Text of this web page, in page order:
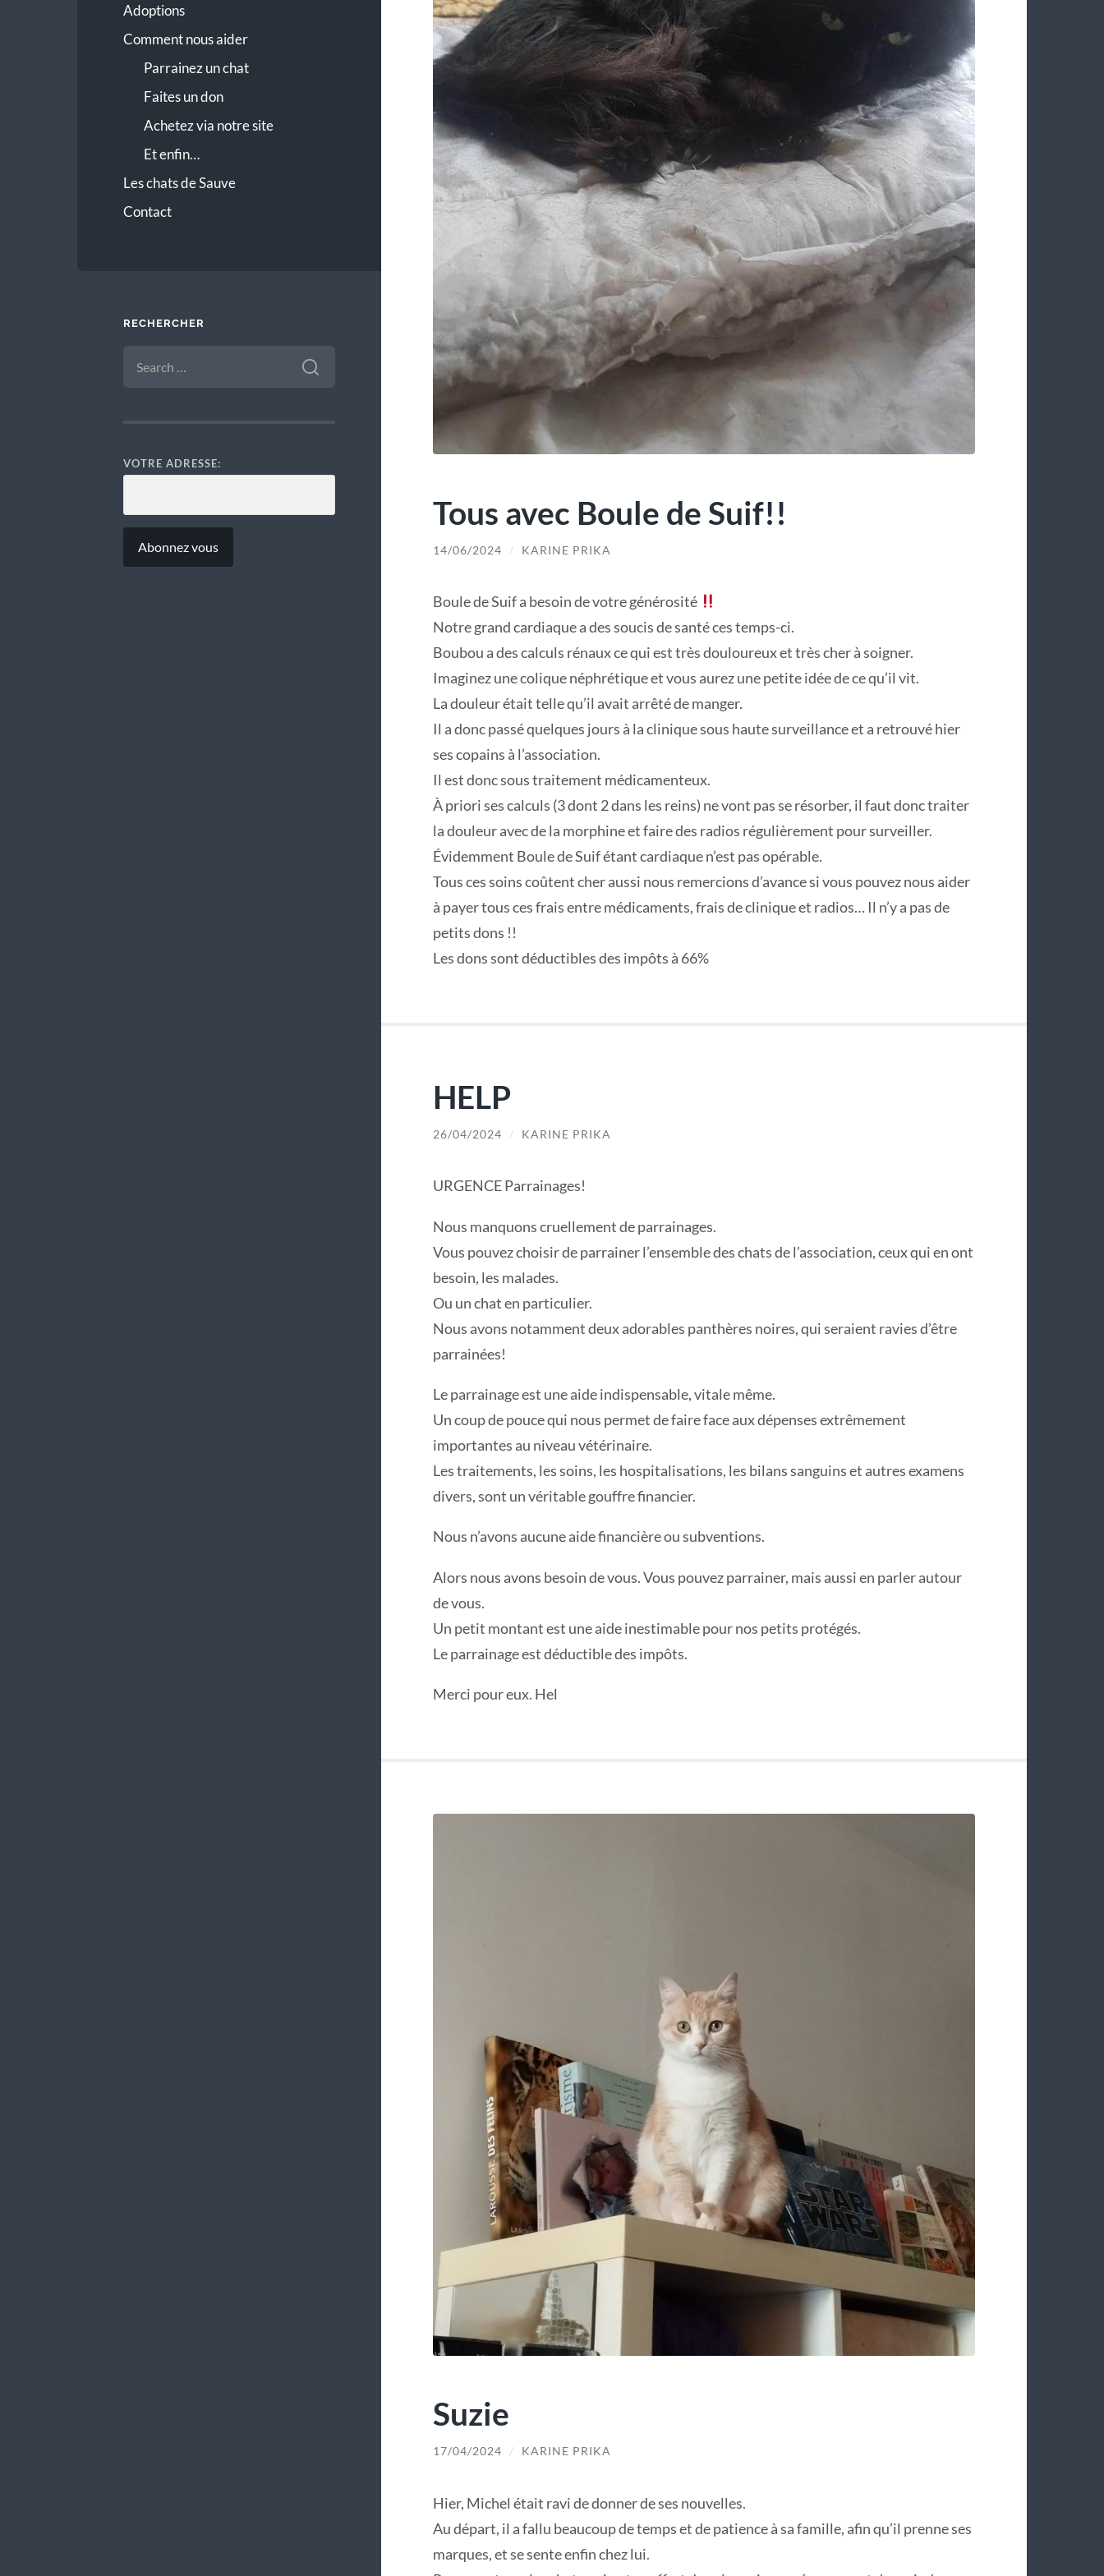
Adoptions
Comment nous aider
Parrainez un chat
Faites un don
Achetez via notre site
Et enfin…
Les chats de Sauve
Contact
RECHERCHER
FOR:
VOTRE ADRESSE:
Tous avec Boule de Suif!!
14/06/2024 / KARINE PRIKA
Boule de Suif a besoin de votre générosité
Notre grand cardiaque a des soucis de santé ces temps-ci.
Boubou a des calculs rénaux ce qui est très douloureux et très cher à soigner.
Imaginez une colique néphrétique et vous aurez une petite idée de ce qu’il vit.
La douleur était telle qu’il avait arrêté de manger.
Il a donc passé quelques jours à la clinique sous haute surveillance et a retrouvé hier
ses copains à l’association.
Il est donc sous traitement médicamenteux.
À priori ses calculs (3 dont 2 dans les reins) ne vont pas se résorber, il faut donc traiter
la douleur avec de la morphine et faire des radios régulièrement pour surveiller.
Évidemment Boule de Suif étant cardiaque n’est pas opérable.
Tous ces soins coûtent cher aussi nous remercions d’avance si vous pouvez nous aider
à payer tous ces frais entre médicaments, frais de clinique et radios… Il n’y a pas de
petits dons !!
Les dons sont déductibles des impôts à 66%
HELP
26/04/2024 / KARINE PRIKA
URGENCE Parrainages!
Nous manquons cruellement de parrainages.
Vous pouvez choisir de parrainer l’ensemble des chats de l’association, ceux qui en ont
besoin, les malades.
Ou un chat en particulier.
Nous avons notamment deux adorables panthères noires, qui seraient ravies d’être
parrainées!
Le parrainage est une aide indispensable, vitale même.
Un coup de pouce qui nous permet de faire face aux dépenses extrêmement
importantes au niveau vétérinaire.
Les traitements, les soins, les hospitalisations, les bilans sanguins et autres examens
divers, sont un véritable gouffre financier.
Nous n’avons aucune aide financière ou subventions.
Alors nous avons besoin de vous. Vous pouvez parrainer, mais aussi en parler autour
de vous.
Un petit montant est une aide inestimable pour nos petits protégés.
Le parrainage est déductible des impôts.
Merci pour eux. Hel
Suzie
17/04/2024 / KARINE PRIKA
Hier, Michel était ravi de donner de ses nouvelles.
Au départ, il a fallu beaucoup de temps et de patience à sa famille, afin qu’il prenne ses
marques, et se sente enfin chez lui.